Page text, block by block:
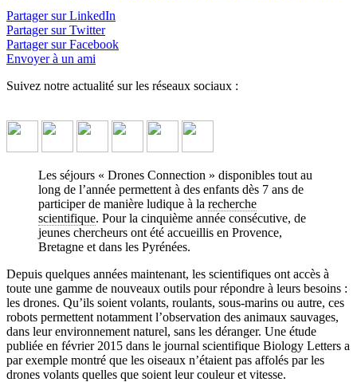
de 7 ans
Retour sur l'expérience éducative exceptionnelle de cet été
↓ Lire le descriptif détaillé plus bas ↓
Partager sur LinkedIn
Partager sur Twitter
Partager sur Facebook
Envoyer à un ami
Suivez notre actualité sur les réseaux sociaux :
Les séjours « Drones Connection » disponibles tout au
long de l’année permettent à des enfants dès 7 ans de
participer de manière ludique à la recherche
scientifique. Pour la cinquième année consécutive, de
jeunes chercheurs ont été accueillis en Provence,
Bretagne et dans les Pyrénées.
Depuis quelques années maintenant, les scientifiques ont accès à
toute une gamme de nouveaux outils pour répondre à leurs besoins :
les drones. Qu’ils soient volants, roulants, sous-marins ou autre, ces
robots permettent notamment l’observation des animaux sauvages,
dans leur environnement naturel, sans les déranger. Une étude
publiée en février 2015 dans le journal scientifique Biology Letters a
par exemple montré que les oiseaux n’étaient pas affolés par les
drones volants quelles que soient leur couleur et vitesse.